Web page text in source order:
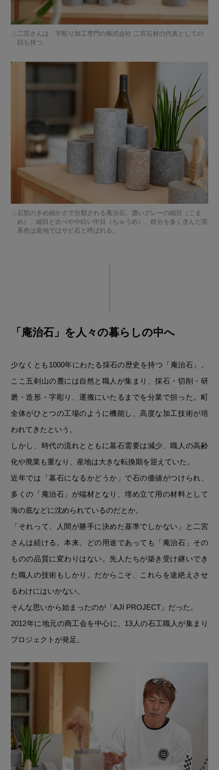
二宮さんは、字彫り加工専門の株式会社 二宮石材の代表としての
顔も持つ。
石肌のきめ細かさで分類される庵治石。濃いグレーの細目（こま
め）、細目と比べやや白い中目（ちゅうめ）、鉄分を多く含んだ茶
系色は産地ではサビ石と呼ばれる。
「庵治石」を人々の暮らしの中へ
少なくとも1000年にわたる採石の歴史を持つ「庵治石」。
ここ五剣山の麓には自然と職人が集まり、採石・切削・研
磨・造形・字彫り、運搬にいたるまでを分業で担った。町
全体がひとつの工場のように機能し、高度な加工技術が培
われてきたという。
しかし、時代の流れとともに墓石需要は減少、職人の高齢
化や廃業も重なり、産地は大きな転換期を迎えていた。
近年では「墓石になるかどうか」で石の価値がつけられ、
多くの「庵治石」が端材となり、埋め立て用の材料として
海の底などに沈められているのだとか。
「それって、人間が勝手に決めた基準でしかない」と二宮
さんは続ける。本来、どの用途であっても「庵治石」その
ものの品質に変わりはない。先人たちが築き受け継いでき
た職人の技術もしかり。だからこそ、これらを途絶えさせ
るわけにはいかない。
そんな思いから始まったのが「AJI PROJECT」だった。
2012年に地元の商工会を中心に、13人の石工職人が集まり
プロジェクトが発足。